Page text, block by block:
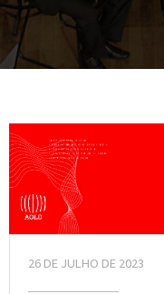
26 DE JULHO DE 2023